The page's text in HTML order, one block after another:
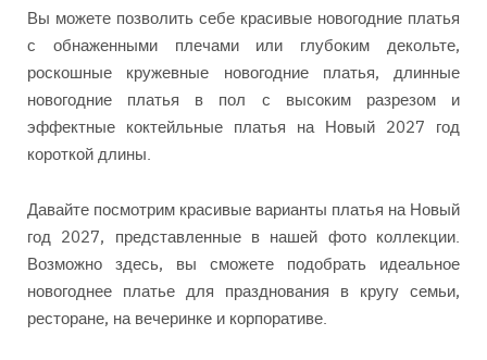
Вы можете позволить себе красивые новогодние платья
с обнаженными плечами или глубоким декольте,
роскошные кружевные новогодние платья, длинные
новогодние платья в пол с высоким разрезом и
эффектные коктейльные платья на Новый 2027 год
короткой длины.
Давайте посмотрим красивые варианты платья на Новый
год 2027, представленные в нашей фото коллекции.
Возможно здесь, вы сможете подобрать идеальное
новогоднее платье для празднования в кругу семьи,
ресторане, на вечеринке и корпоративе.